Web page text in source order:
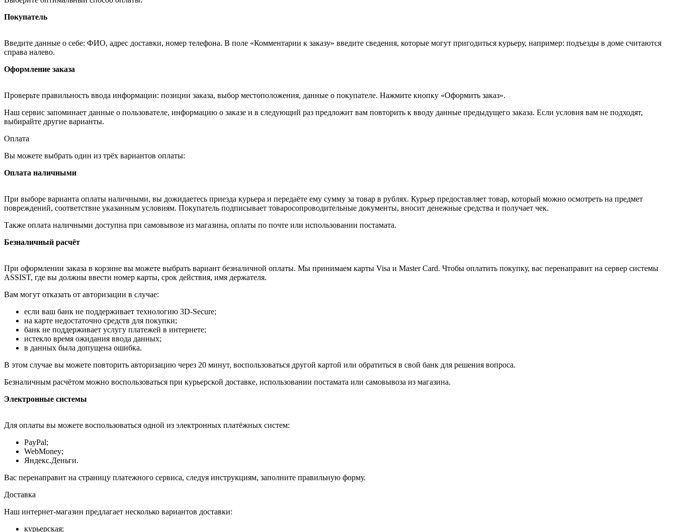
Покупатель
Введите данные о себе: ФИО, адрес доставки, номер телефона. В поле «Комментарии к заказу» введите сведения, которые могут пригодиться курьеру, например: подъезды в доме считаются
справа налево.
Оформление заказа
Проверьте правильность ввода информации: позиции заказа, выбор местоположения, данные о покупателе. Нажмите кнопку «Оформить заказ».
Наш сервис запоминает данные о пользователе, информацию о заказе и в следующий раз предложит вам повторить к вводу данные предыдущего заказа. Если условия вам не подходят,
выбирайте другие варианты.
Оплата
Вы можете выбрать один из трёх вариантов оплаты:
Оплата наличными
При выборе варианта оплаты наличными, вы дожидаетесь приезда курьера и передаёте ему сумму за товар в рублях. Курьер предоставляет товар, который можно осмотреть на предмет
повреждений, соответствие указанным условиям. Покупатель подписывает товаросопроводительные документы, вносит денежные средства и получает чек.
Также оплата наличными доступна при самовывозе из магазина, оплаты по почте или использовании постамата.
Безналичный расчёт
При оформлении заказа в корзине вы можете выбрать вариант безналичной оплаты. Мы принимаем карты Visa и Master Card. Чтобы оплатить покупку, вас перенаправит на сервер системы
ASSIST, где вы должны ввести номер карты, срок действия, имя держателя.
Вам могут отказать от авторизации в случае:
если ваш банк не поддерживает технологию 3D-Secure;
на карте недостаточно средств для покупки;
банк не поддерживает услугу платежей в интернете;
истекло время ожидания ввода данных;
в данных была допущена ошибка.
В этом случае вы можете повторить авторизацию через 20 минут, воспользоваться другой картой или обратиться в свой банк для решения вопроса.
Безналичным расчётом можно воспользоваться при курьерской доставке, использовании постамата или самовывоза из магазина.
Электронные системы
Для оплаты вы можете воспользоваться одной из электронных платёжных систем:
PayPal;
WebMoney;
Яндекс.Деньги.
Вас перенаправит на страницу платежного сервиса, следуя инструкциям, заполните правильную форму.
Доставка
Наш интернет-магазин предлагает несколько вариантов доставки:
курьерская;